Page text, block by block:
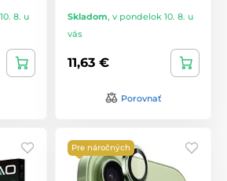
8. u
Skladom, v pondelok 10. 8. u
vás
11,63 €
Porovnať
Pre náročných